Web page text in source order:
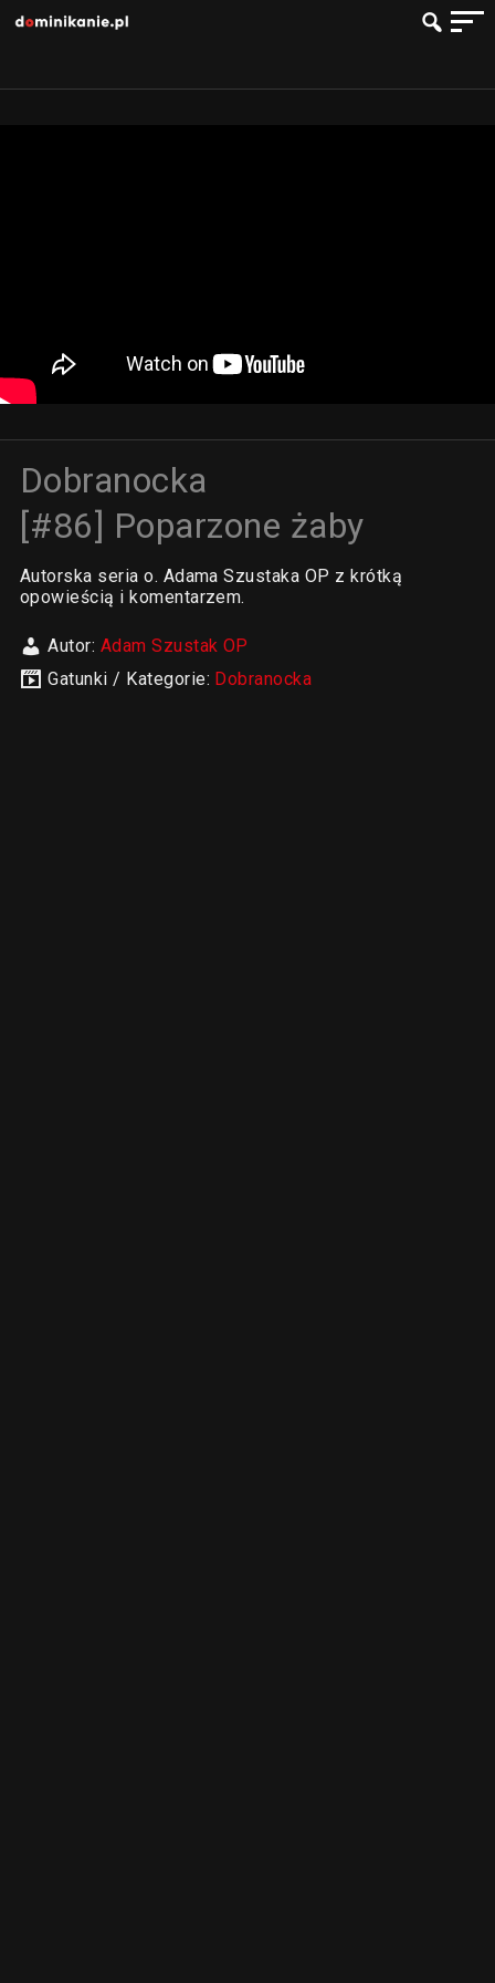
Dobranocka
[#86] Poparzone żaby
Autorska seria o. Adama Szustaka OP z krótką
opowieścią i komentarzem.
Autor: Adam Szustak OP
Gatunki / Kategorie: Dobranocka